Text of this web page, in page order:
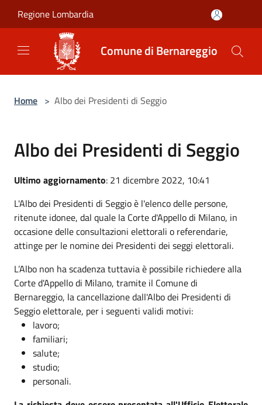
Regione Lombardia
Comune di Bernareggio
Home > Albo dei Presidenti di Seggio
Albo dei Presidenti di Seggio
Ultimo aggiornamento: 21 dicembre 2022, 10:41
L'Albo dei Presidenti di Seggio è l'elenco delle persone,
ritenute idonee, dal quale la Corte d'Appello di Milano, in
occasione delle consultazioni elettorali o referendarie,
attinge per le nomine dei Presidenti dei seggi elettorali.
L’Albo non ha scadenza tuttavia è possibile richiedere alla
Corte d'Appello di Milano, tramite il Comune di
Bernareggio, la cancellazione dall'Albo dei Presidenti di
Seggio elettorale, per i seguenti validi motivi:
lavoro;
familiari;
salute;
studio;
personali.